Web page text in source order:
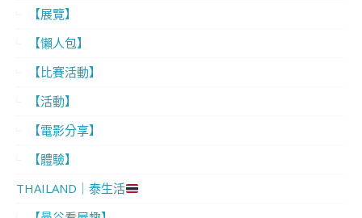
【展覽】
【懶人包】
【比賽活動】
【活動】
【電影分享】
【體驗】
THAILAND｜泰生活